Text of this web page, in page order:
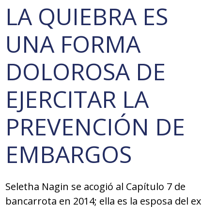
LA QUIEBRA ES
UNA FORMA
DOLOROSA DE
EJERCITAR LA
PREVENCIÓN DE
EMBARGOS
Seletha Nagin se acogió al Capítulo 7 de
bancarrota en 2014; ella es la esposa del ex